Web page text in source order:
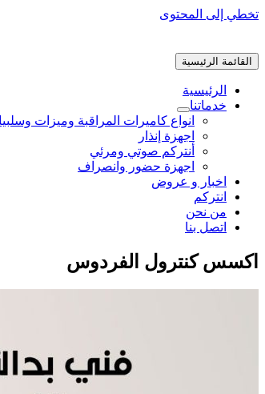
تخطي إلى المحتوى
القائمة الرئيسية
الرئيسية
خدماتنا
انواع كاميرات المراقبة وميزات
اجهزة إنذار
أنتركم صوتي ومرئي
اجهزة حضور وانصراف
اخبار و عروض
انتركم
من نحن
اتصل بنا
اكسس كنترول الفردوس